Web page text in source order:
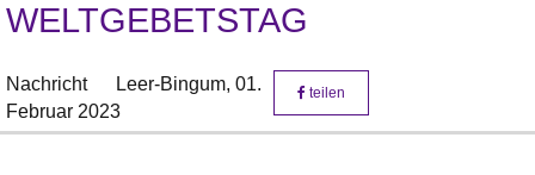
WELTGEBETSTAG
Nachricht Leer-Bingum, 01.
Februar 2023
teilen